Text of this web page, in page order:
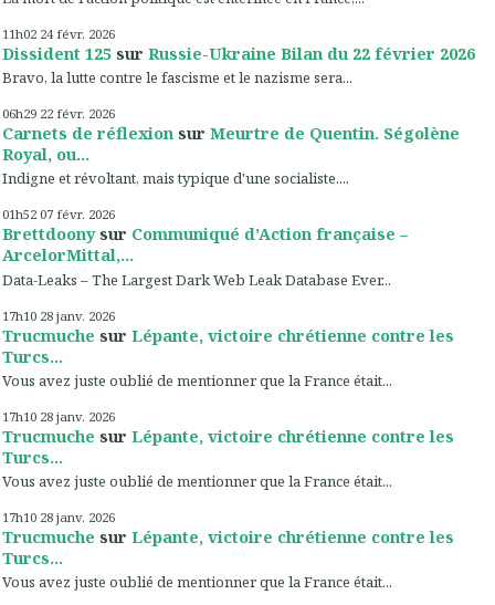
11h02 24 févr. 2026
Dissident 125 sur Russie-Ukraine Bilan du 22 février 2026
Bravo, la lutte contre le fascisme et le nazisme sera...
06h29 22 févr. 2026
Carnets de réflexion sur Meurtre de Quentin. Ségolène
Royal, ou...
Indigne et révoltant, mais typique d'une socialiste....
01h52 07 févr. 2026
Brettdoonysur Communiqué d’Action française –
ArcelorMittal,...
Data-Leaks – The Largest Dark Web Leak Database Ever...
17h10 28 janv. 2026
Trucmuche sur Lépante, victoire chrétienne contre les
Turcs...
Vous avez juste oublié de mentionner que la France était...
17h10 28 janv. 2026
Trucmuche sur Lépante, victoire chrétienne contre les
Turcs...
Vous avez juste oublié de mentionner que la France était...
17h10 28 janv. 2026
Trucmuche sur Lépante, victoire chrétienne contre les
Turcs...
Vous avez juste oublié de mentionner que la France était...